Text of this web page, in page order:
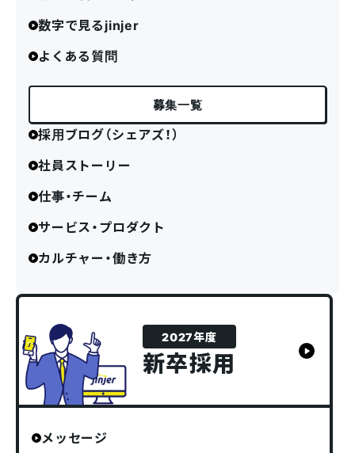
数字で見るjinjer
よくある質問
募集一覧
採用ブログ（シェアズ！）
社員ストーリー
仕事・チーム
サービス・プロダクト
カルチャー・働き方
2027年度
新卒採用
メッセージ